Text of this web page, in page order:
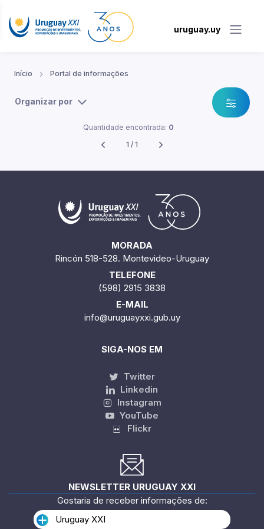
uruguay.uy
Início Portal de informações
Organizar por
Quantidade encontrada: 0
1 / 1
MORADA
Rincón 518-528. Montevideo-Uruguay
TELEFONE
(598) 2915 3838
E-MAIL
info@uruguayxxi.gub.uy
SIGA-NOS EM
Twitter
Linkedin
Instagram
YouTube
Flickr
NEWSLETTER URUGUAY XXI
Gostaria de receber informações de:
Uruguay XXI